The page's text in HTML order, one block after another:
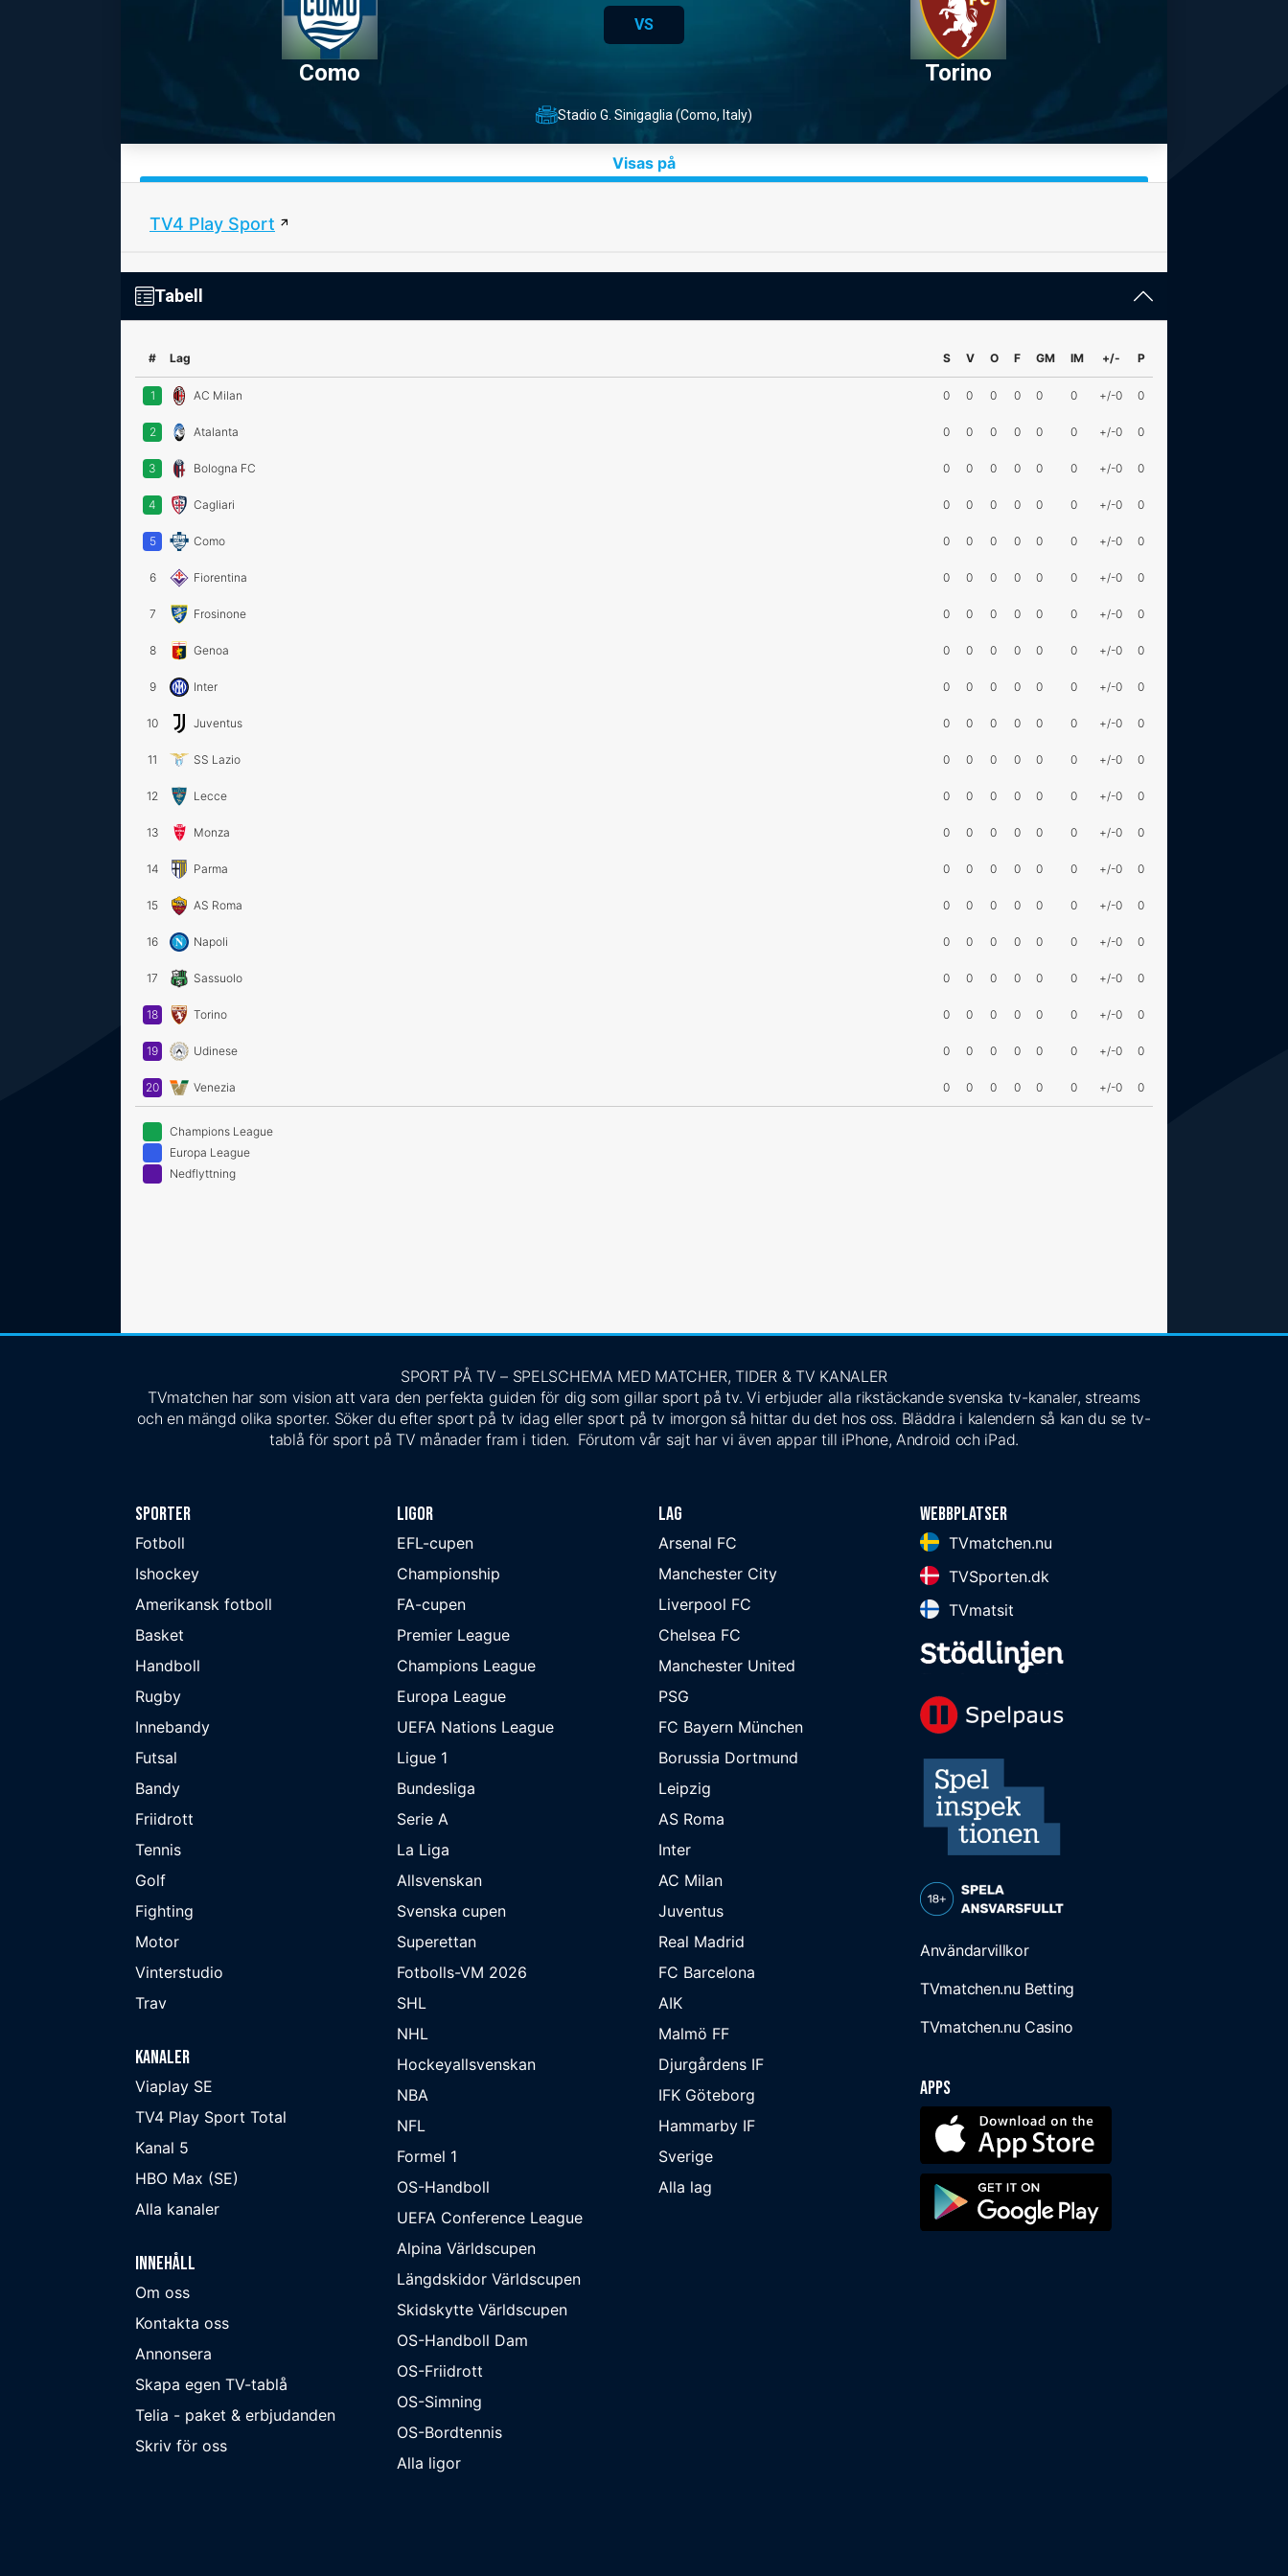
Como
VS
Torino
Stadio G. Sinigaglia (Como, Italy)
Visas på
TV4 Play Sport
Tabell
# Lag S V O F GM IM +/- P
1 AC Milan 0 0 0 0 0 0 +/-0 0
2 Atalanta 0 0 0 0 0 0 +/-0 0
3 Bologna FC 0 0 0 0 0 0 +/-0 0
4 Cagliari 0 0 0 0 0 0 +/-0 0
5 Como 0 0 0 0 0 0 +/-0 0
6 Fiorentina 0 0 0 0 0 0 +/-0 0
7 Frosinone 0 0 0 0 0 0 +/-0 0
8 Genoa 0 0 0 0 0 0 +/-0 0
9 Inter 0 0 0 0 0 0 +/-0 0
10 Juventus 0 0 0 0 0 0 +/-0 0
11 SS Lazio 0 0 0 0 0 0 +/-0 0
12 Lecce 0 0 0 0 0 0 +/-0 0
13 Monza 0 0 0 0 0 0 +/-0 0
14 Parma 0 0 0 0 0 0 +/-0 0
15 AS Roma 0 0 0 0 0 0 +/-0 0
16 Napoli 0 0 0 0 0 0 +/-0 0
17 Sassuolo 0 0 0 0 0 0 +/-0 0
18 Torino 0 0 0 0 0 0 +/-0 0
19 Udinese 0 0 0 0 0 0 +/-0 0
20 Venezia 0 0 0 0 0 0 +/-0 0
Champions League
Europa League
Nedflyttning
SPORT PÅ TV – SPELSCHEMA MED MATCHER, TIDER & TV KANALER
TVmatchen har som vision att vara den perfekta guiden för dig som gillar sport på tv. Vi erbjuder alla rikstäckande svenska tv-kanaler, streams
och en mängd olika sporter. Söker du efter sport på tv idag eller sport på tv imorgon så hittar du det hos oss. Bläddra i kalendern så kan du se tv-
tablå för sport på TV månader fram i tiden. Förutom vår sajt har vi även appar till iPhone, Android och iPad.
Sporter
Fotboll
Ishockey
Amerikansk fotboll
Basket
Handboll
Rugby
Innebandy
Futsal
Bandy
Friidrott
Tennis
Golf
Fighting
Motor
Vinterstudio
Trav
Kanaler
Viaplay SE
TV4 Play Sport Total
Kanal 5
HBO Max (SE)
Alla kanaler
Innehåll
Om oss
Kontakta oss
Annonsera
Skapa egen TV-tablå
Telia - paket & erbjudanden
Skriv för oss
Ligor
EFL-cupen
Championship
FA-cupen
Premier League
Champions League
Europa League
UEFA Nations League
Ligue 1
Bundesliga
Serie A
La Liga
Allsvenskan
Svenska cupen
Superettan
Fotbolls-VM 2026
SHL
NHL
Hockeyallsvenskan
NBA
NFL
Formel 1
OS-Handboll
UEFA Conference League
Alpina Världscupen
Längdskidor Världscupen
Skidskytte Världscupen
OS-Handboll Dam
OS-Friidrott
OS-Simning
OS-Bordtennis
Alla ligor
Lag
Arsenal FC
Manchester City
Liverpool FC
Chelsea FC
Manchester United
PSG
FC Bayern München
Borussia Dortmund
Leipzig
AS Roma
Inter
AC Milan
Juventus
Real Madrid
FC Barcelona
AIK
Malmö FF
Djurgårdens IF
IFK Göteborg
Hammarby IF
Sverige
Alla lag
Webbplatser
TVmatchen.nu
TVSporten.dk
TVmatsit
Användarvillkor
TVmatchen.nu Betting
TVmatchen.nu Casino
Apps